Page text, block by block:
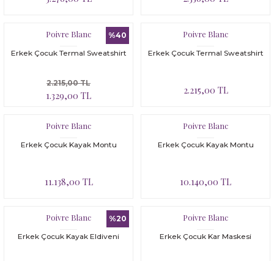
%40
Poivre Blanc
Erkek Çocuk Termal Sweatshirt
1.329,00 TL
2.215,00 TL
Poivre Blanc
Erkek Çocuk Termal Sweatshirt
2.215,00 TL
Poivre Blanc
Erkek Çocuk Kayak Montu
11.138,00 TL
Poivre Blanc
Erkek Çocuk Kayak Montu
10.140,00 TL
%20
Poivre Blanc
Erkek Çocuk Kayak Eldiveni
Poivre Blanc
Erkek Çocuk Kar Maskesi